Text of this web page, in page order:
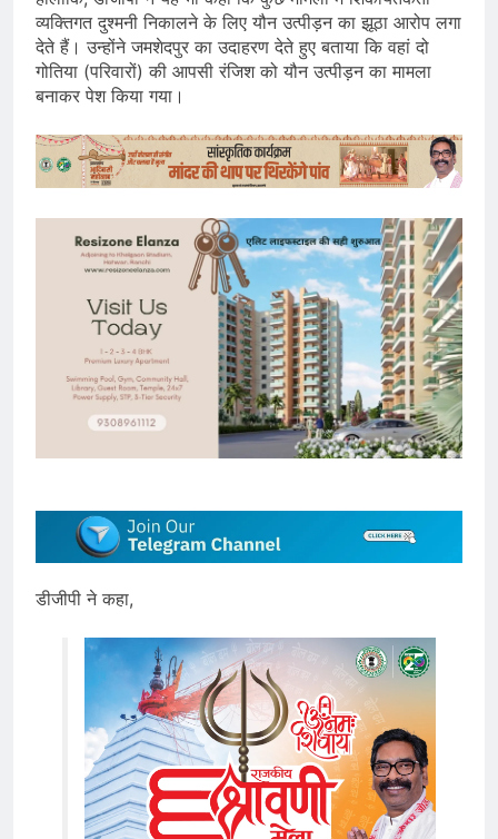
व्यक्तिगत दुश्मनी निकालने के लिए यौन उत्पीड़न का झूठा आरोप लगा
देते हैं। उन्होंने जमशेदपुर का उदाहरण देते हुए बताया कि वहां दो
गोतिया (परिवारों) की आपसी रंजिश को यौन उत्पीड़न का मामला
बनाकर पेश किया गया।
डीजीपी ने कहा,